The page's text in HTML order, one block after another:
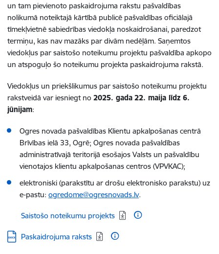
un tam pievienoto paskaidrojuma rakstu pašvaldības
nolikumā noteiktajā kārtībā publicē pašvaldības oficiālajā
tīmekļvietnē sabiedrības viedokļa noskaidrošanai, paredzot
termiņu, kas nav mazāks par divām nedēļām. Saņemtos
viedokļus par saistošo noteikumu projektu pašvaldība apkopo
un atspoguļo šo noteikumu projekta paskaidrojuma rakstā.
Viedokļus un priekšlikumus par saistošo noteikumu projektu
rakstveidā var iesniegt no 2025. gada 22. maija līdz 6.
jūnijam:
Ogres novada pašvaldības Klientu apkalpošanas centrā
Brīvības ielā 33, Ogrē; Ogres novada pašvaldības
administratīvajā teritorijā esošajos Valsts un pašvaldību
vienotajos klientu apkalpošanas centros (VPVKAC);
elektroniski (parakstītu ar drošu elektronisko parakstu) uz
e-pastu: ogredome@ogresnovads.lv.
Lejupielādēt:
Saistošo noteikumu projekts
Lejupielādēt:
Paskaidrojuma raksts